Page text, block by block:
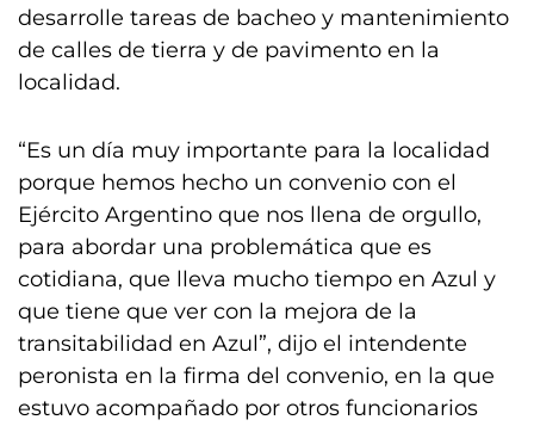
desarrolle tareas de bacheo y mantenimiento
de calles de tierra y de pavimento en la
localidad.
“Es un día muy importante para la localidad
porque hemos hecho un convenio con el
Ejército Argentino que nos llena de orgullo,
para abordar una problemática que es
cotidiana, que lleva mucho tiempo en Azul y
que tiene que ver con la mejora de la
transitabilidad en Azul”, dijo el intendente
peronista en la firma del convenio, en la que
estuvo acompañado por otros funcionarios